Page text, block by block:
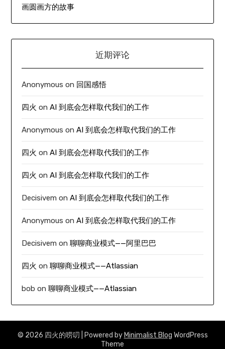
画圆画方的故事
近期评论
Anonymous on 回国感悟
四火 onAI 到底会怎样取代我们的工作
Anonymous onAI 到底会怎样取代我们的工作
四火 onAI 到底会怎样取代我们的工作
四火 onAI 到底会怎样取代我们的工作
Decisivem onAI 到底会怎样取代我们的工作
Anonymous onAI 到底会怎样取代我们的工作
Decisivem on聊聊商业模式——阿里巴巴
四火 on聊聊商业模式——Atlassian
bob on聊聊商业模式——Atlassian
© 2026 四火的唠叨 | Powered by Minimalist Blog WordPress
Theme